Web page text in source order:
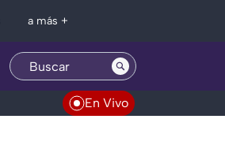
a más +
En Vivo